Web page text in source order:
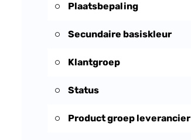
Plaatsbepaling
Secundaire basiskleur
Klantgroep
Status
Product groep leverancier